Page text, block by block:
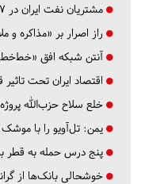
مشتریان نفت ایران در ۷ سال گذشته +فیلم
راز اصرار بر «مذاکره
آنتن شبکه افق
اقتصاد ایران تحت تاثیر
خلع سلاح حزب‌الله
یمن: تل‌آویو را با
پنج درس‌ حمله به قطر
خوشحالی بانک‌ها از